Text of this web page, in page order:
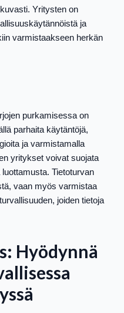
Yritysten on
ja
varmistaakseen herkän
purkamisessa on
parhaita käytäntöjä,
ja varmistamalla
yritykset voivat suojata
Tietoturvan
vaan myös varmistaa
joiden tietoja
Hyödynnä